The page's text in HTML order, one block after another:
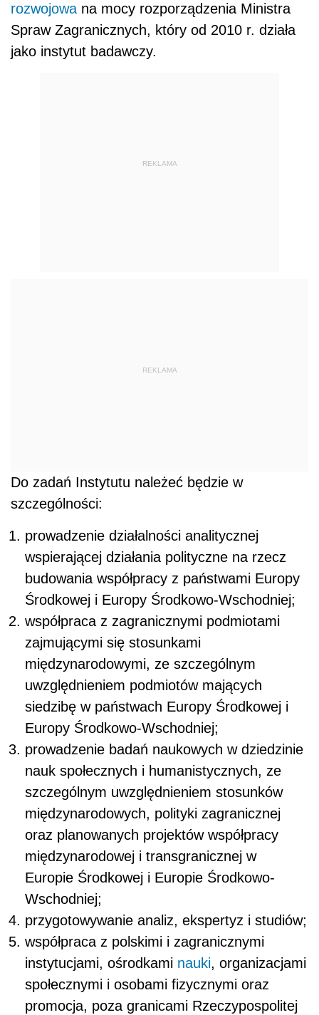
rozwojowa na mocy rozporządzenia Ministra
Spraw Zagranicznych, który od 2010 r. działa
jako instytut badawczy.
REKLAMA
REKLAMA
Do zadań Instytutu należeć będzie w
szczególności:
prowadzenie działalności analitycznej
wspierającej działania polityczne na rzecz
budowania współpracy z państwami Europy
Środkowej i Europy Środkowo-Wschodniej;
współpraca z zagranicznymi podmiotami
zajmującymi się stosunkami
międzynarodowymi, ze szczególnym
uwzględnieniem podmiotów mających
siedzibę w państwach Europy Środkowej i
Europy Środkowo-Wschodniej;
prowadzenie badań naukowych w dziedzinie
nauk społecznych i humanistycznych, ze
szczególnym uwzględnieniem stosunków
międzynarodowych, polityki zagranicznej
oraz planowanych projektów współpracy
międzynarodowej i transgranicznej w
Europie Środkowej i Europie Środkowo-
Wschodniej;
przygotowywanie analiz, ekspertyz i studiów;
współpraca z polskimi i zagranicznymi
instytucjami, ośrodkami nauki, organizacjami
społecznymi i osobami fizycznymi oraz
promocja, poza granicami Rzeczypospolitej